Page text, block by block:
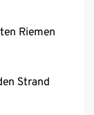
Riemen
Strand